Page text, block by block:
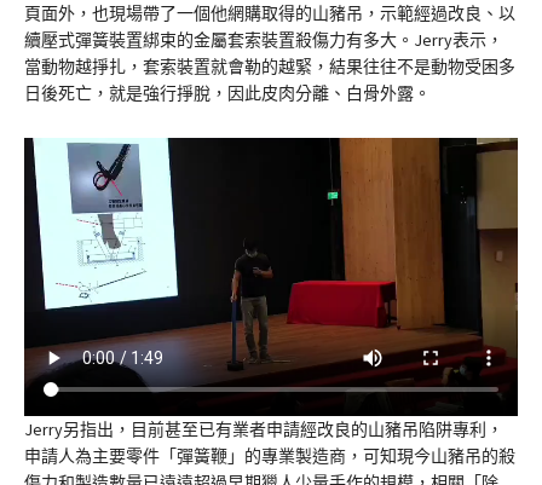
頁面外，也現場帶了一個他網購取得的山豬吊，示範經過改良、以
續壓式彈簧裝置綁束的金屬套索裝置殺傷力有多大。Jerry表示，
當動物越掙扎，套索裝置就會勒的越緊，結果往往不是動物受困多
日後死亡，就是強行掙脫，因此皮肉分離、白骨外露。
Jerry另指出，目前甚至已有業者申請經改良的山豬吊陷阱專利，
申請人為主要零件「彈簧鞭」的專業製造商，可知現今山豬吊的殺